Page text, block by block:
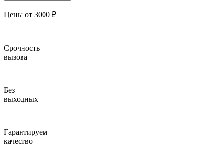
Цены от 3000 ₽
Срочность
вызова
Без
выходных
Гарантируем
качество